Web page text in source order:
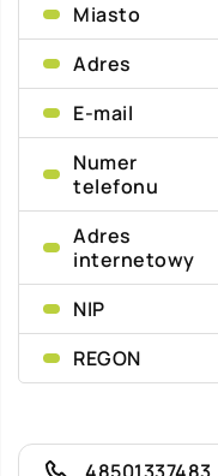
Miasto
Adres
E-mail
Numer
telefonu
Adres
internetowy
NIP
REGON